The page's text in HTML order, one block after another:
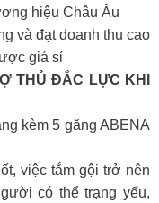
hiệu Châu Âu
và đạt doanh thu cao
giá sỉ
THỦ ĐẮC LỰC KHI
kèm 5 găng ABENA
việc tắm gội trở nên
có thể trạng yếu,